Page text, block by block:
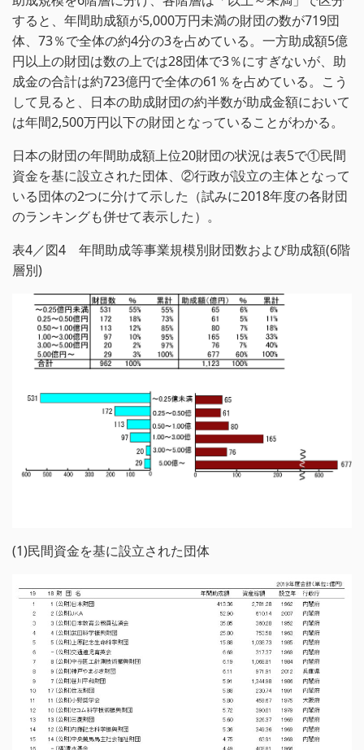
すると、年間助成額が5,000万円未満の財団の数が719団
体、73％で全体の約4分の3を占めている。一方助成額5億
円以上の財団は数の上では28団体で3％にすぎないが、助
成金の合計は約723億円で全体の61％を占めている。こう
して見ると、日本の助成財団の約半数が助成金額において
は年間2,500万円以下の財団となっていることがわかる。
日本の財団の年間助成額上位20財団の状況は表5で①民間
資金を基に設立された団体、②行政が設立の主体となって
いる団体の2つに分けて示した（試みに2018年度の各財団
のランキングも併せて表示した）。
表4／図4 年間助成等事業規模別財団数および助成額(6階
層別)
(1)民間資金を基に設立された団体